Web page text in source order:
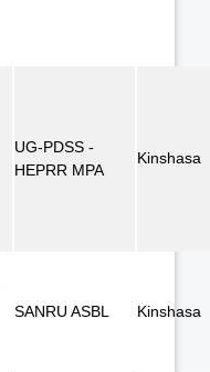
UG-PDSS -
HEPRR MPA
Kinshasa
SANRU ASBL Kinshasa